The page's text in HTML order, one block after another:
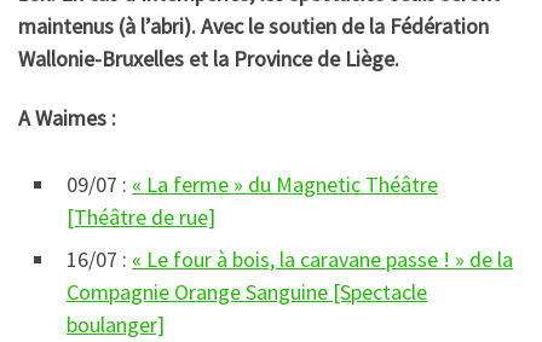
maintenus (à l’abri). Avec le soutien de la Fédération
Wallonie-Bruxelles et la Province de Liège.
A Waimes :
09/07 : « La ferme » du Magnetic Théâtre
[Théâtre de rue]
16/07 : « Le four à bois, la caravane passe ! » de la
Compagnie Orange Sanguine [Spectacle
boulanger]